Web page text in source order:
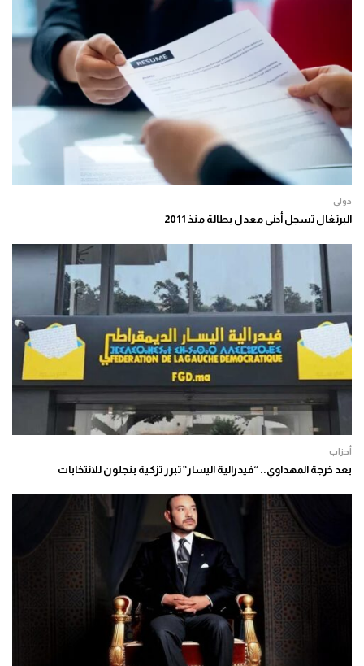
دولي
البرتغال تسجل أدنى معدل بطالة منذ 2011
أحزاب
بعد خرجة المهداوي.. “فيدرالية اليسار” تبرر تزكية بنجلون للانتخابات